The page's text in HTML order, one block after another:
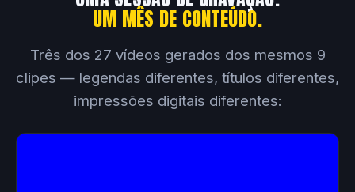
UM MÊS DE CONTEÚDO.
Três dos 27 vídeos gerados dos mesmos 9
clipes — legendas diferentes, títulos diferentes,
impressões digitais diferentes: